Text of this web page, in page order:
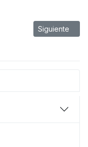
Artículo
Siguiente